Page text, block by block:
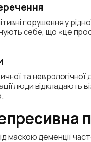
порушення у
себе, що «це
та
люди відкладають
маскою деменції